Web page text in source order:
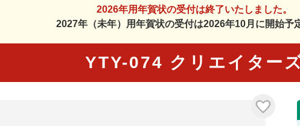
2026年用年賀状の受付は終了いたしました。
2027年（未年）用年賀状の受付は2026年10月に開始予
YTY-074 クリエイター